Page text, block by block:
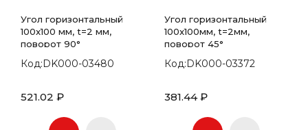
Угол горизонтальный
100x100 мм, t=2 мм,
поворот 90°
Код:DK000-03480
521.02 ₽
Угол горизонтальный
100x100мм, t=2мм,
поворот 45°
Код:DK000-03372
381.44 ₽